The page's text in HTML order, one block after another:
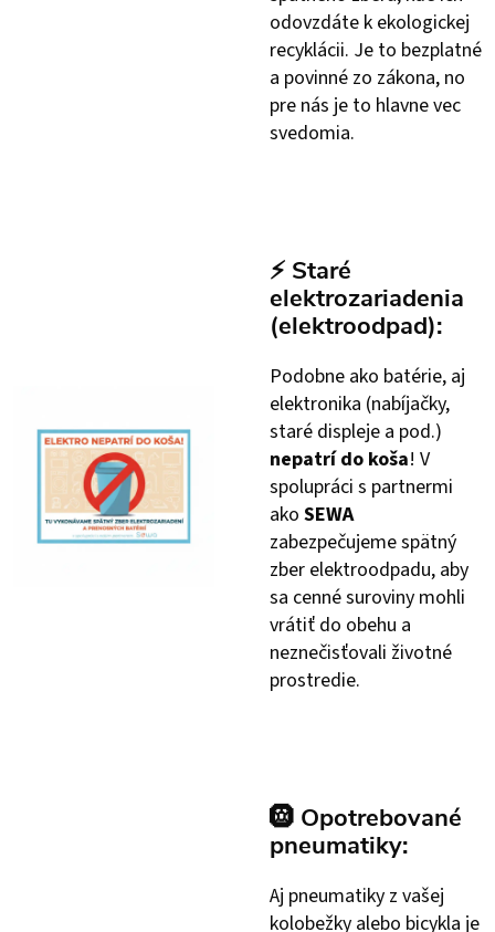
odovzdáte k ekologickej
recyklácii. Je to bezplatné
a povinné zo zákona, no
pre nás je to hlavne vec
svedomia.
⚡ Staré
elektrozariadenia
(elektroodpad):
Podobne ako batérie, aj
elektronika (nabíjačky,
staré displeje a pod.)
nepatrí do koša! V
spolupráci s partnermi
ako SEWA
zabezpečujeme spätný
zber elektroodpadu, aby
sa cenné suroviny mohli
vrátiť do obehu a
neznečisťovali životné
prostredie.
🛞 Opotrebované
pneumatiky:
Aj pneumatiky z vašej
kolobežky alebo bicykla je